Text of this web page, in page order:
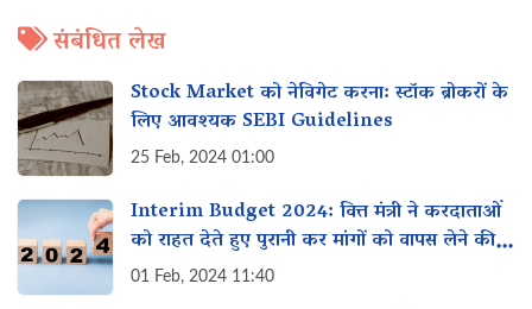
संबंधित लेख
Stock Market को नेविगेट करना: स्टॉक ब्रोकरों के
लिए आवश्यक SEBI Guidelines
25 Feb, 2024 01:00
Interim Budget 2024: वित्त मंत्री ने करदाताओं
को राहत देते हुए पुरानी कर मांगों को वापस लेने की
घोषणा की
01 Feb, 2024 11:40